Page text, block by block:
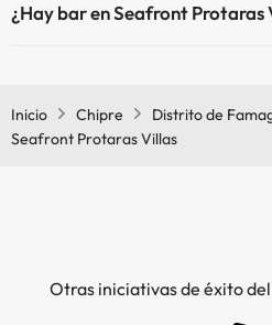
comunes.
¿Hay bar en Seafront Protaras
Inicio Chipre Distrito de
Seafront Protaras Villas
Otras iniciativas de éxito